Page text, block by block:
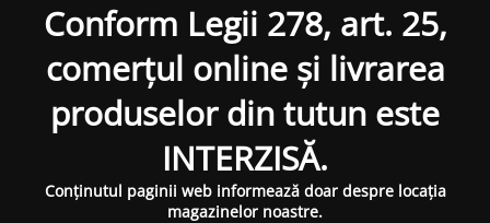
Conform Legii 278, art. 25,
comerțul online și livrarea
produselor din tutun este
INTERZISĂ.
Conținutul paginii web informează doar despre locația
magazinelor noastre.